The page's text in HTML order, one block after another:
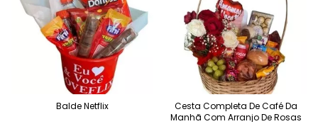
Balde Netflix
Cesta Completa De Café Da
Manhã Com Arranjo De Rosas